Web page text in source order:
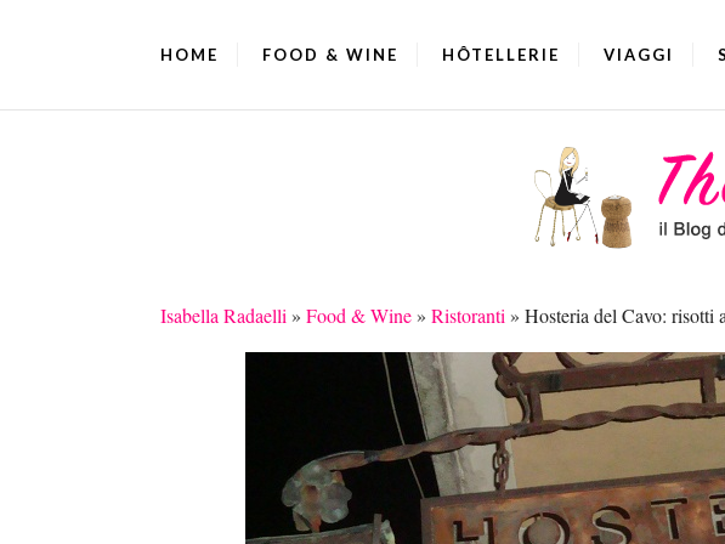
HOME FOOD & WINE HÔTELLERIE VIAGGI
Isabella Radaelli » Food & Wine» Ristoranti » Hosteria del Cavo: risotti